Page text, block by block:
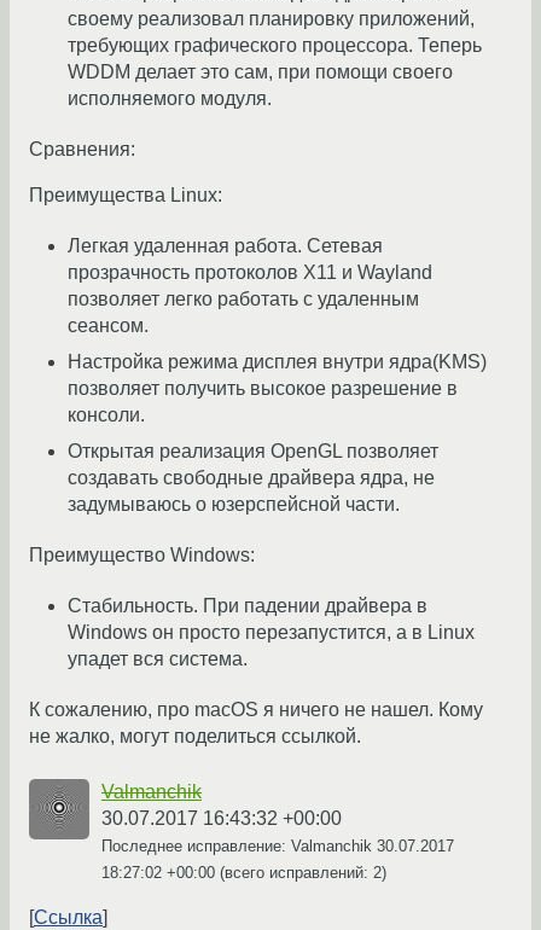
своему реализовал планировку приложений,
требующих графического процессора. Теперь
WDDM делает это сам, при помощи своего
исполняемого модуля.
Сравнения:
Преимущества Linux:
Легкая удаленная работа. Сетевая
прозрачность протоколов X11 и Wayland
позволяет легко работать с удаленным
сеансом.
Настройка режима дисплея внутри ядра(KMS)
позволяет получить высокое разрешение в
консоли.
Открытая реализация OpenGL позволяет
создавать свободные драйвера ядра, не
задумываюсь о юзерспейсной части.
Преимущество Windows:
Стабильность. При падении драйвера в
Windows он просто перезапустится, а в Linux
упадет вся система.
К сожалению, про macOS я ничего не нашел. Кому
не жалко, могут поделиться ссылкой.
Valmanchik
30.07.2017 16:43:32 +00:00
Последнее исправление: Valmanchik 30.07.2017
18:27:02 +00:00 (всего исправлений: 2)
Ссылка